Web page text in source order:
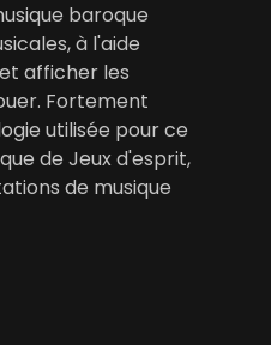
baroque
à l'aide
afficher les
Fortement
utilisée pour ce
de Jeux d'esprit,
de musique